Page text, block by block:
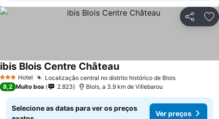
Partilhar
3 EstrelasHotel Localização central no distrito histórico de BloisVer preços
ibis Blois Centre ChâteauVer preços
8,2 Muito boa 2.823 Blois, a 3.9 km de Villebarou
Selecione as datas para ver os preços
Ver preços